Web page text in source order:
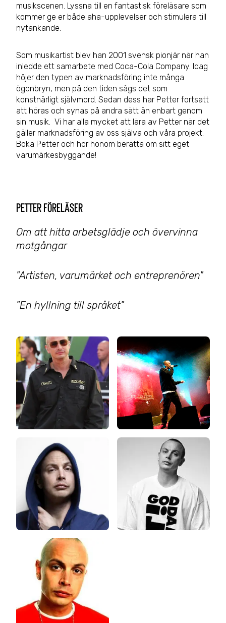
musikscenen. Lyssna till en fantastisk föreläsare som
kommer ge er både aha-upplevelser och stimulera till
nytänkande.
Som musikartist blev han 2001 svensk pionjär när han
inledde ett samarbete med Coca-Cola Company. Idag
höjer den typen av marknadsföring inte många
ögonbryn, men på den tiden sågs det som
konstnärligt självmord. Sedan dess har Petter fortsatt
att höras och synas på andra sätt än enbart genom
sin musik. Vi har alla mycket att lära av Petter när det
gäller marknadsföring av oss själva och våra projekt.
Boka Petter och hör honom berätta om sitt eget
varumärkesbyggande!
Petter föreläser
Om att hitta arbetsglädje och övervinna
motgångar
"Artisten, varumärket och entreprenören"
"En hyllning till språket"